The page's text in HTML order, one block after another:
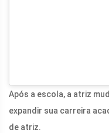
Após a escola, a atriz
expandir sua carreira
de atriz.